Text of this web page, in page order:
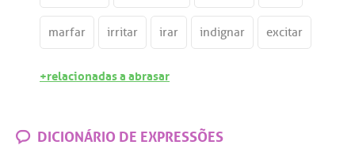
marfar irritar irar indignar excitar
+relacionadas a abrasar
DICIONÁRIO DE EXPRESSÕES